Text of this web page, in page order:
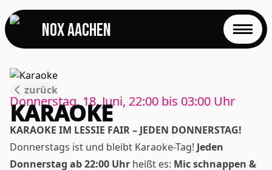
NOX Aachen
EVENTS
FOTOS
zurück
Donnerstag, 18. Juni, 22:00 bis 03:00 Uhr
KARAOKE
KARAOKE IM LESSIE FAIR – JEDEN DONNERSTAG!
Donnerstags ist und bleibt Karaoke-Tag! Jeden
Donnerstag ab 22:00 Uhr heißt es: Mic schnappen &